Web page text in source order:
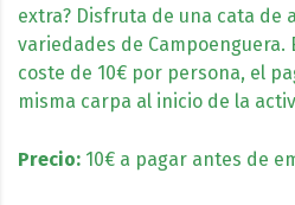
extra? Disfruta de una cata de
variedades de
coste de 10€ por persona, el
misma carpa al inicio de la
Precio: 10€ a pagar antes de